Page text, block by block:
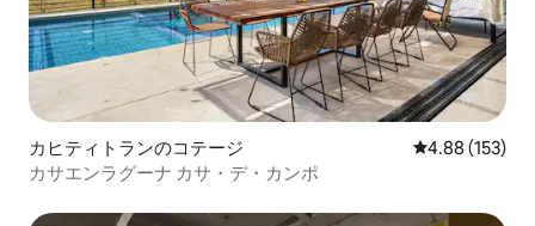
カヒティトランのコテージ レビュー153
4.88 (153)
カサエンラグーナ カサ・デ・カンポ